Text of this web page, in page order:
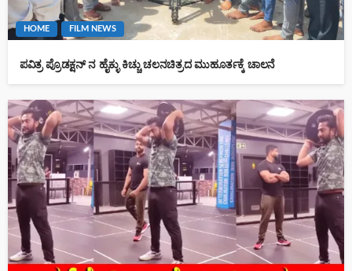
HOME FILM NEWS
ಪವಿತ್ರ ಪ್ರೊಡಕ್ಷನ್ ನ ಹೈಕ್ಳು ಕಿಚ್ಚು ಚಲನಚಿತ್ರದ ಮುಹೂರ್ತಕ್ಕೆ ಚಾಲನೆ